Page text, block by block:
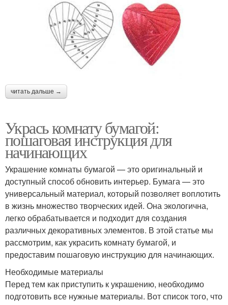
читать дальше →
Укрась комнату бумагой:
пошаговая инструкция для
начинающих
Украшение комнаты бумагой — это оригинальный и
доступный способ обновить интерьер. Бумага — это
универсальный материал, который позволяет воплотить
в жизнь множество творческих идей. Она экологична,
легко обрабатывается и подходит для создания
различных декоративных элементов. В этой статье мы
рассмотрим, как украсить комнату бумагой, и
предоставим пошаговую инструкцию для начинающих.
Необходимые материалы
Перед тем как приступить к украшению, необходимо
подготовить все нужные материалы. Вот список того, что